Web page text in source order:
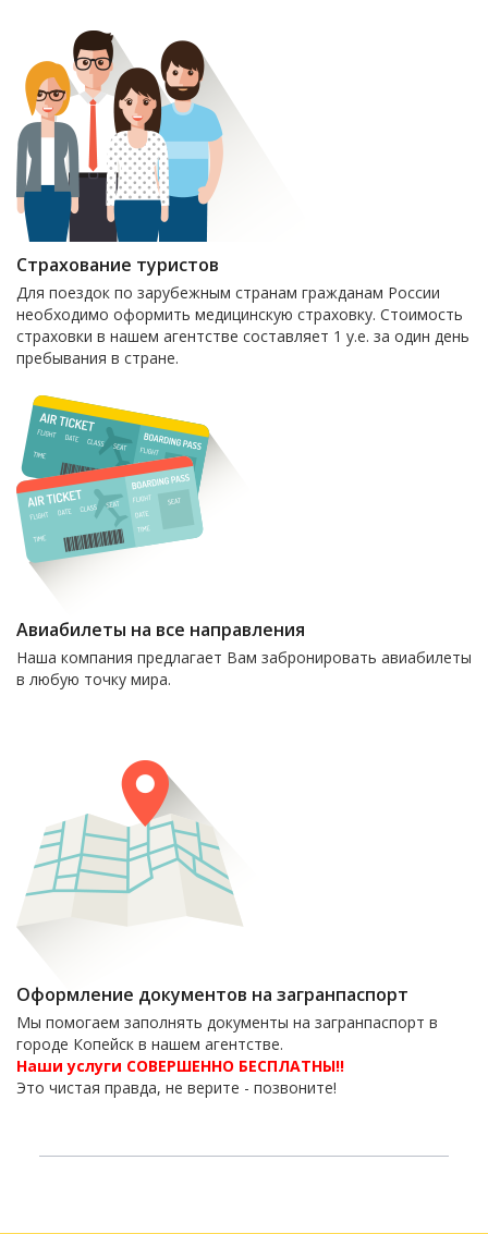
Страхование туристов
Для поездок по зарубежным странам гражданам России
необходимо оформить медицинскую страховку. Стоимость
страховки в нашем агентстве составляет 1 у.е. за один день
пребывания в стране.
Авиабилеты на все направления
Наша компания предлагает Вам забронировать авиабилеты
в любую точку мира.
Оформление документов на загранпаспорт
Мы помогаем заполнять документы на загранпаспорт в
городе Копейск в нашем агентстве.
Наши услуги СОВЕРШЕННО БЕСПЛАТНЫ!!
Это чистая правда, не верите - позвоните!